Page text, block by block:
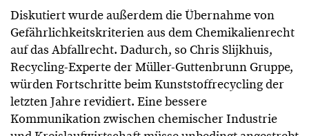
Diskutiert wurde außerdem die Übernahme von
Gefährlichkeitskriterien aus dem Chemikalienrecht
auf das Abfallrecht. Dadurch, so Chris Slijkhuis,
Recycling-Experte der Müller-Guttenbrunn Gruppe,
würden Fortschritte beim Kunststoffrecycling der
letzten Jahre revidiert. Eine bessere
Kommunikation zwischen chemischer Industrie